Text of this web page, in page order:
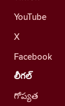
YouTube
X
Facebook
లీగల్
గోప్యత